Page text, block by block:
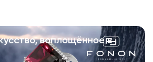
воплощённое в